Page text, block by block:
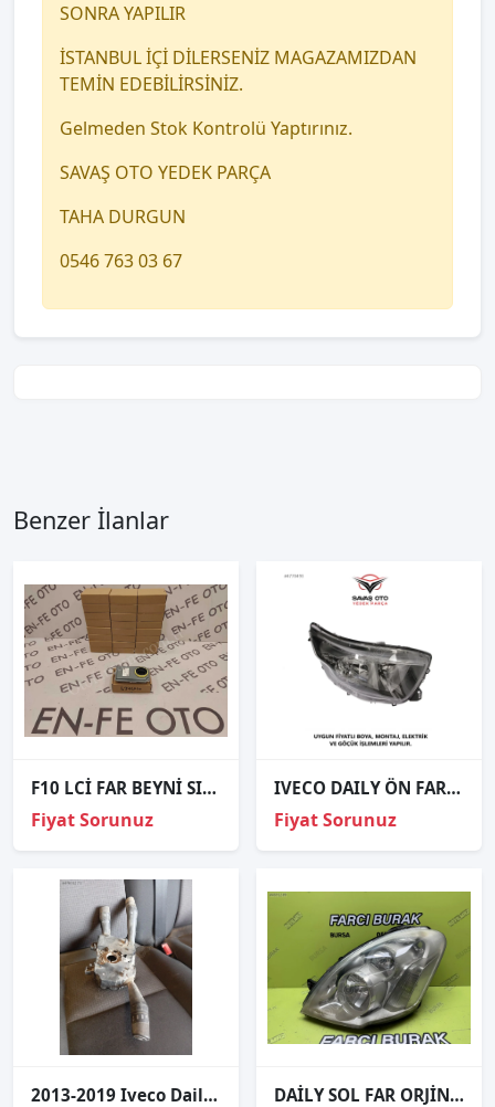
SONRA YAPILIR
İSTANBUL İÇİ DİLERSENİZ MAGAZAMIZDAN
TEMİN EDEBİLİRSİNİZ.
Gelmeden Stok Kontrolü Yaptırınız.
SAVAŞ OTO YEDEK PARÇA
TAHA DURGUN
0546 763 03 67
Benzer İlanlar
F10 LCİ FAR BEYNİ SIFIR 63117354974 7354974
Fiyat Sorunuz
IVECO DAILY ÖN FAR EL.MOTOR.SAĞ SOL 2014 VE ÜZERİ / TAİWAN
Fiyat Sorunuz
2013-2019 Iveco Daily Sinyal Kolu 28351696 DAİLY SOL FAR ORJİNAL 2011-2015 5801375416